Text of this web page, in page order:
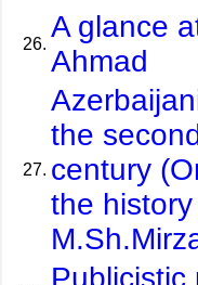
26.
A glance
Ahmad
27.
the
century
the